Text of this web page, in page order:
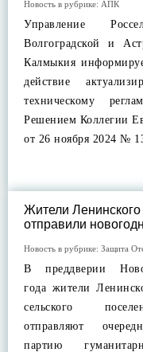
Новость в рубрике: АПК
Управление
Волгоградской и
Калмыкия
действие
техническому
Решением Коллегии
от 26 ноября 2024 №
Жители Ленинского
отправили
Новость в рубрике: Защита
В преддверии
года жители
сельского
отправляют
партию